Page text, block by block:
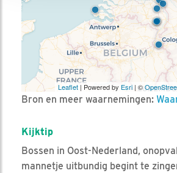
Leaflet | Powered by Esri | ©
Bron en meer waarnemingen:
Kijktip
Bossen in Oost-Nederland,
mannetje uitbundig begint te